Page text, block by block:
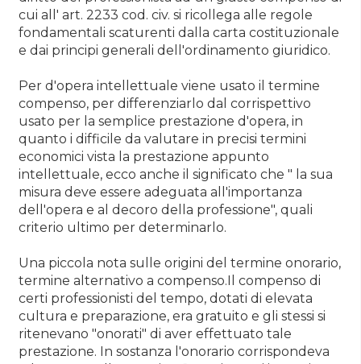
cui all' art. 2233 cod. civ. si ricollega alle regole
fondamentali scaturenti dalla carta costituzionale
e dai principi generali dell'ordinamento giuridico.
Per d'opera intellettuale viene usato il termine
compenso, per differenziarlo dal corrispettivo
usato per la semplice prestazione d'opera, in
quanto i difficile da valutare in precisi termini
economici vista la prestazione appunto
intellettuale, ecco anche il significato che " la sua
misura deve essere adeguata all'importanza
dell'opera e al decoro della professione", quali
criterio ultimo per determinarlo.
Una piccola nota sulle origini del termine onorario,
termine alternativo a compenso.Il compenso di
certi professionisti del tempo, dotati di elevata
cultura e preparazione, era gratuito e gli stessi si
ritenevano "onorati" di aver effettuato tale
prestazione. In sostanza l'onorario corrispondeva